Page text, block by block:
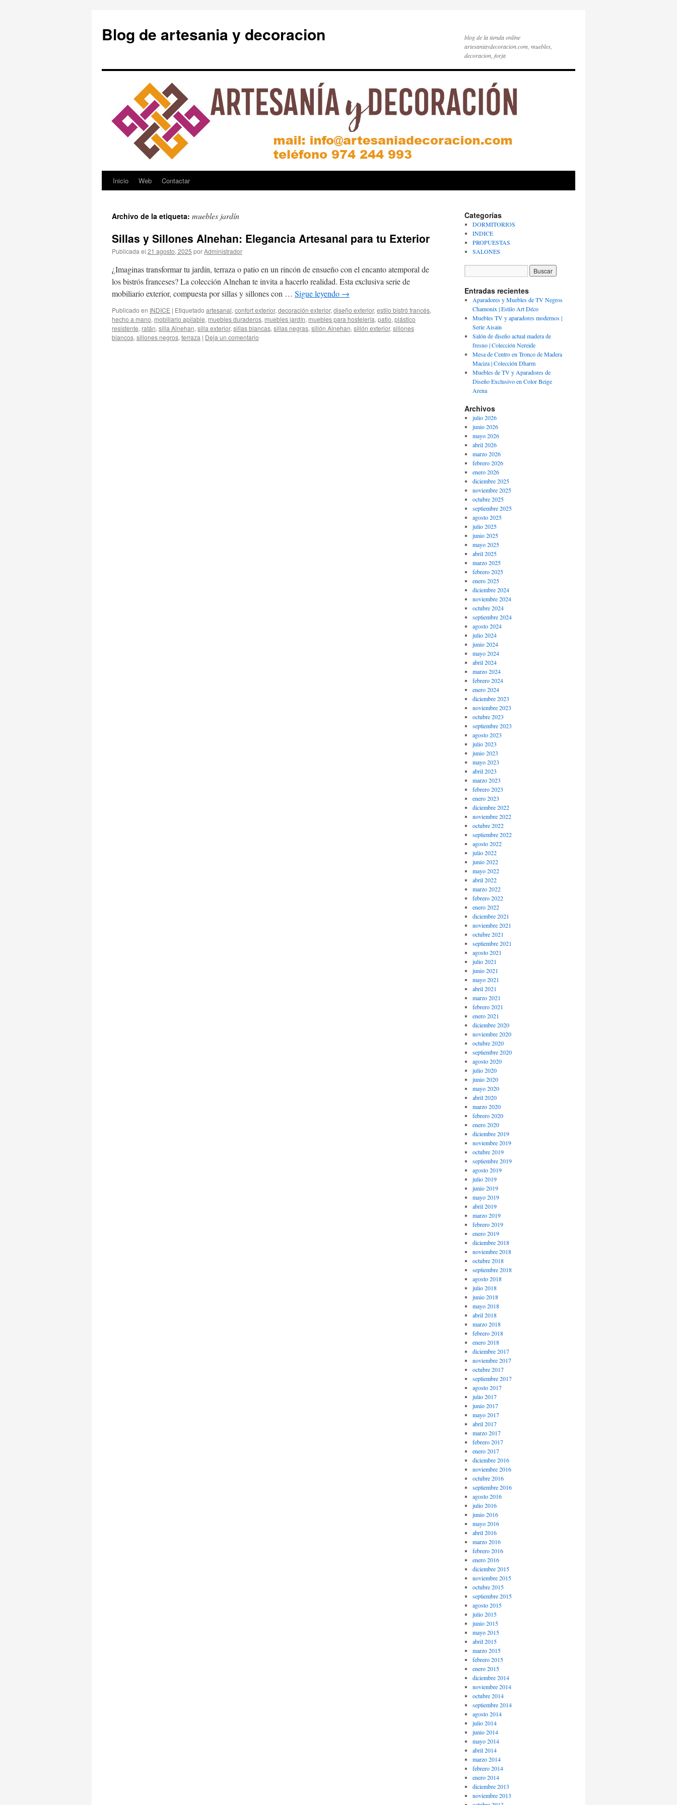
Blog de artesania y decoracion
blog de la tienda online
artesaniaydecoracion.com, muebles,
decoracion, forja
Saltar
contenido
Inicio Web Contactar
Archivo de la etiqueta: muebles jardín
Sillas y Sillones Alnehan: Elegancia Artesanal para tu Exterior
Publicada el 21 agosto, 2025 porAdministrador
¿Imaginas transformar tu jardín, terraza o patio en un rincón de ensueño con el encanto atemporal de
los bistrós franceses? La colección Alnehan te invita a hacerlo realidad. Esta exclusiva serie de
mobiliario exterior, compuesta por sillas y sillones con … Sigue leyendo →
Publicado en INDICE | Etiquetado artesanal, confort exterior, decoración exterior, diseño exterior, estilo bistró francés,
hecho a mano, mobiliario apilable, muebles duraderos, muebles jardín, muebles para hostelería, patio, plástico
resistente, ratán, silla Alnehan, silla exterior, sillas blancas, sillas negras, sillón Alnehan, sillón exterior, sillones
blancos, sillones negros, terraza | Deja un comentario
Categorías
DORMITORIOS
INDICE
PROPUESTAS
SALONES
Entradas recientes
Aparadores y Muebles de TV Negros
Chamonix | Estilo Art Déco
Muebles TV y aparadores modernos |
Serie Aisain
Salón de diseño actual madera de
fresno | Colección Nereide
Mesa de Centro en Tronco de Madera
Maciza | Colección Dharm
Muebles de TV y Aparadores de
Diseño Exclusivo en Color Beige
Arena
Archivos
julio 2026
junio 2026
mayo 2026
abril 2026
marzo 2026
febrero 2026
enero 2026
diciembre 2025
noviembre 2025
octubre 2025
septiembre 2025
agosto 2025
julio 2025
junio 2025
mayo 2025
abril 2025
marzo 2025
febrero 2025
enero 2025
diciembre 2024
noviembre 2024
octubre 2024
septiembre 2024
agosto 2024
julio 2024
junio 2024
mayo 2024
abril 2024
marzo 2024
febrero 2024
enero 2024
diciembre 2023
noviembre 2023
octubre 2023
septiembre 2023
agosto 2023
julio 2023
junio 2023
mayo 2023
abril 2023
marzo 2023
febrero 2023
enero 2023
diciembre 2022
noviembre 2022
octubre 2022
septiembre 2022
agosto 2022
julio 2022
junio 2022
mayo 2022
abril 2022
marzo 2022
febrero 2022
enero 2022
diciembre 2021
noviembre 2021
octubre 2021
septiembre 2021
agosto 2021
julio 2021
junio 2021
mayo 2021
abril 2021
marzo 2021
febrero 2021
enero 2021
diciembre 2020
noviembre 2020
octubre 2020
septiembre 2020
agosto 2020
julio 2020
junio 2020
mayo 2020
abril 2020
marzo 2020
febrero 2020
enero 2020
diciembre 2019
noviembre 2019
octubre 2019
septiembre 2019
agosto 2019
julio 2019
junio 2019
mayo 2019
abril 2019
marzo 2019
febrero 2019
enero 2019
diciembre 2018
noviembre 2018
octubre 2018
septiembre 2018
agosto 2018
julio 2018
junio 2018
mayo 2018
abril 2018
marzo 2018
febrero 2018
enero 2018
diciembre 2017
noviembre 2017
octubre 2017
septiembre 2017
agosto 2017
julio 2017
junio 2017
mayo 2017
abril 2017
marzo 2017
febrero 2017
enero 2017
diciembre 2016
noviembre 2016
octubre 2016
septiembre 2016
agosto 2016
julio 2016
junio 2016
mayo 2016
abril 2016
marzo 2016
febrero 2016
enero 2016
diciembre 2015
noviembre 2015
octubre 2015
septiembre 2015
agosto 2015
julio 2015
junio 2015
mayo 2015
abril 2015
marzo 2015
febrero 2015
enero 2015
diciembre 2014
noviembre 2014
octubre 2014
septiembre 2014
agosto 2014
julio 2014
junio 2014
mayo 2014
abril 2014
marzo 2014
febrero 2014
enero 2014
diciembre 2013
noviembre 2013